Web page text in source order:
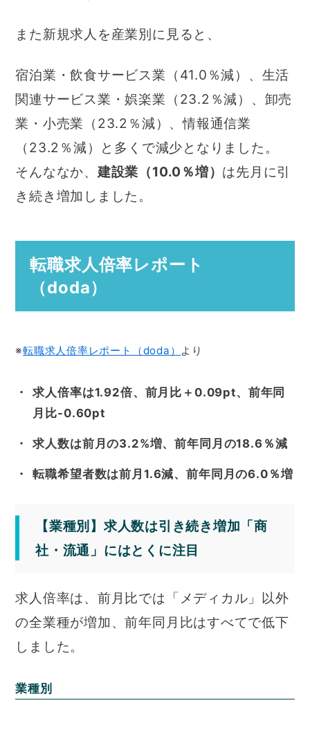
また新規求人を産業別に見ると、
宿泊業・飲食サービス業（41.0％減）、生活
関連サービス業・娯楽業（23.2％減）、卸売
業・小売業（23.2％減）、情報通信業
（23.2％減）と多くで減少となりました。
そんななか、 建設業（10.0％増） は先月に引
き続き増加しました。
転職求人倍率レポート
（doda）
※転職求人倍率レポート（doda） より
求人倍率は1.92倍、前月比＋0.09pt、前年同
月比-0.60pt
求人数は前月の3.2%増、前年同月の18.6％減
転職希望者数は前月1.6減、前年同月の6.0％増
【業種別】求人数は引き続き増加「商
社・流通」にはとくに注目
求人倍率は、前月比では「メディカル」以外
の全業種が増加、前年同月比はすべてで低下
しました。
業種別